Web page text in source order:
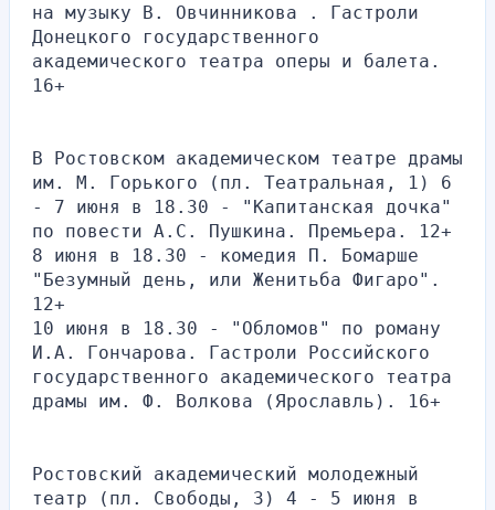
на музыку В. Овчинникова . Гастроли
Донецкого государственного
академического театра оперы и балета.
16+
В Ростовском академическом театре драмы
им. М. Горького (пл. Театральная, 1) 6
- 7 июня в 18.30 - "Капитанская дочка"
по повести А.С. Пушкина. Премьера. 12+
8 июня в 18.30 - комедия П. Бомарше
"Безумный день, или Женитьба Фигаро".
12+
10 июня в 18.30 - "Обломов" по роману
И.А. Гончарова. Гастроли Российского
государственного академического театра
драмы им. Ф. Волкова (Ярославль). 16+
Ростовский академический молодежный
театр (пл. Свободы, 3) 4 - 5 июня в